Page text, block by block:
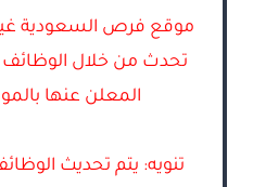
موقع فرص السعودية
تحدث من خلال الوظائف
المعلن عنها
تنويه: يتم تحديث